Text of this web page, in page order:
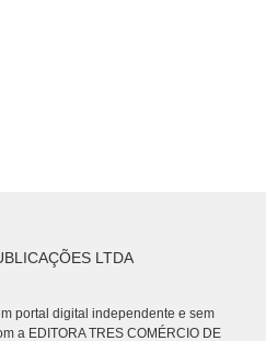
LTDA
portal digital independente e sem
a EDITORA TRES COMÉRCIO DE